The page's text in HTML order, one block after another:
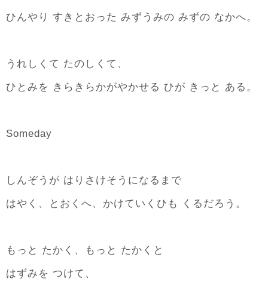
ひんやり すきとおった みずうみの みずの なかへ。
うれしくて たのしくて、
ひとみを きらきらかがやかせる ひが きっと ある。
Someday
しんぞうが はりさけそうになるまで
はやく、とおくへ、かけていくひも くるだろう。
もっと たかく、もっと たかくと
はずみを つけて、